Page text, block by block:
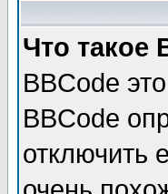
Что такое
BBCode
BBCode
отключить